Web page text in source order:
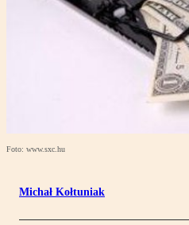
Foto: www.sxc.hu
Michał Kołtuniak